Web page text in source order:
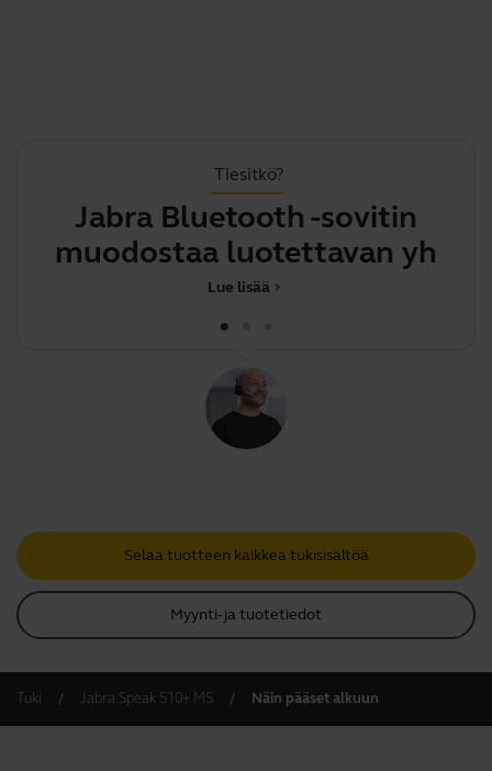
Tiesitkö?
Jabra Bluetooth -sovitin
muodostaa luotettavan
yhteyden
Lue lisää
Selaa tuotteen kaikkea tukisisältöä